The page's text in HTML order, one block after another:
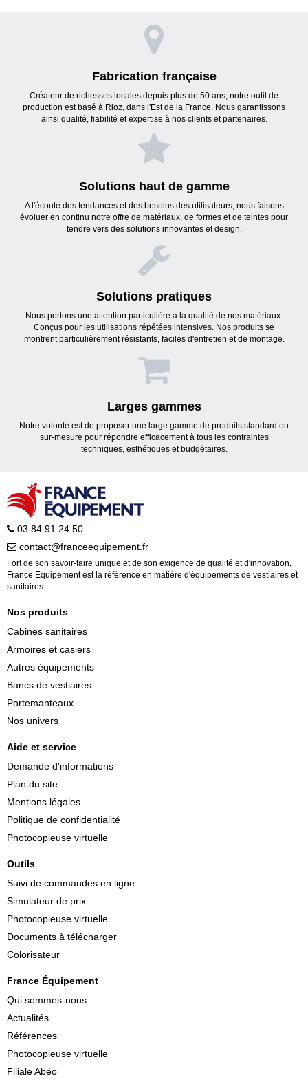
Fabrication française
Créateur de richesses locales depuis plus de 50 ans, notre outil de
production est basé à Rioz, dans l'Est de la France. Nous garantissons
ainsi qualité, fiabilité et expertise à nos clients et partenaires.
Solutions haut de gamme
A l'écoute des tendances et des besoins des utilisateurs, nous faisons
évoluer en continu notre offre de matériaux, de formes et de teintes pour
tendre vers des solutions innovantes et design.
Solutions pratiques
Nous portons une attention particulière à la qualité de nos matériaux.
Conçus pour les utilisations répétées intensives. Nos produits se
montrent particulièrement résistants, faciles d'entretien et de montage.
Larges gammes
Notre volonté est de proposer une large gamme de produits standard ou
sur-mesure pour répondre efficacement à tous les contraintes
techniques, esthétiques et budgétaires.
03 84 91 24 50
contact@franceequipement.fr
Fort de son savoir-faire unique et de son exigence de qualité et d'innovation,
France Equipement est la référence en matière d'équipements de vestiaires et
sanitaires.
Nos produits
Cabines sanitaires
Armoires et casiers
Autres équipements
Bancs de vestiaires
Portemanteaux
Nos univers
Aide et service
Demande d'informations
Plan du site
Mentions légales
Politique de confidentialité
Photocopieuse virtuelle
Outils
Suivi de commandes en ligne
Simulateur de prix
Photocopieuse virtuelle
Documents à télécharger
Colorisateur
France Équipement
Qui sommes-nous
Actualités
Références
Photocopieuse virtuelle
Filiale Abéo